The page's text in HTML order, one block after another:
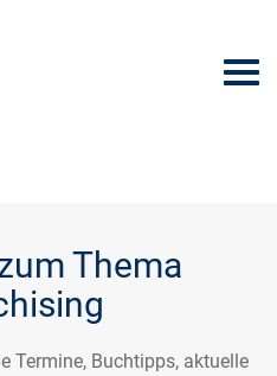
Thema
Termine, Buchtipps, aktuelle